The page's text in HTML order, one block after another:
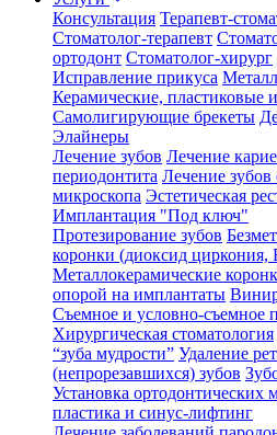
Консультация Терапевт-
Cтоматолог-терапевт
ортодонт Стоматолог-хирург
Исправление прикуса
Керамические, пластиковые
Самолигирующие брекеты
Элайнеры
Лечение зубов Лечение
периодонтита Лечение
микроскопа Эстетическая
Имплантация "Под ключ"
Протезирование зубов
коронки (диоксид циркония,
Металлокерамические
опорой на имплантаты
Съемное и условно-съемное
Хирургическая стоматология
“зуба мудрости” Удаление
(непрорезавшихся) зубов
Установка ортодонтических
пластика и синус-лифтинг